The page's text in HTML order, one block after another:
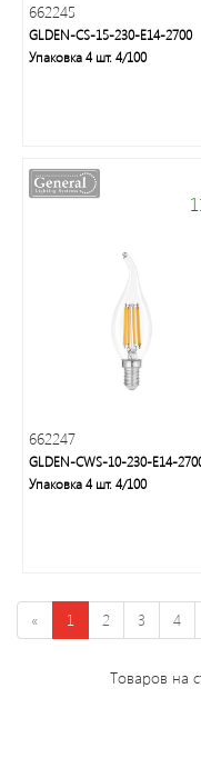
питания,
настольные
лампы,
662245
GLDEN-CS-15-230-E14-2700
Упаковка 4 шт. 4/100
662247
GLDEN-CWS-10-230-E14-
Упаковка 4 шт. 4/100
« 1 2 3 4
Товаров на